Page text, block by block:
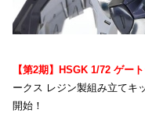
【第2期】HSGK 1/72 ゲー
ークス レジン製組み立てキ
開始！